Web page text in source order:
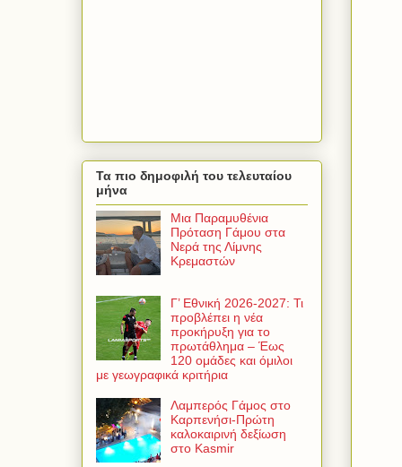
Τα πιο δημοφιλή του τελευταίου
μήνα
Μια Παραμυθένια
Πρόταση Γάμου στα
Νερά της Λίμνης
Κρεμαστών
Γ’ Εθνική 2026-2027: Τι
προβλέπει η νέα
προκήρυξη για το
πρωτάθλημα – Έως
120 ομάδες και όμιλοι
με γεωγραφικά κριτήρια
Λαμπερός Γάμος στο
Καρπενήσι-Πρώτη
καλοκαιρινή δεξίωση
στο Kasmir